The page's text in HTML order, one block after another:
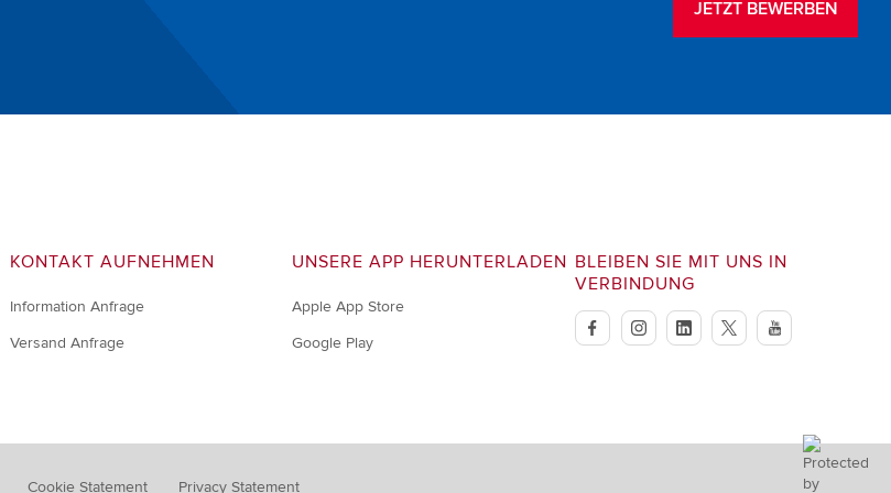
JETZT BEWERBEN
KONTAKT AUFNEHMEN
Information Anfrage
Versand Anfrage
UNSERE APP HERUNTERLADEN
Apple App Store
Google Play
BLEIBEN SIE MIT UNS IN
VERBINDUNG
facebookinstagramlinkedintwitteryoutube
Cookie Statement Privacy Statement